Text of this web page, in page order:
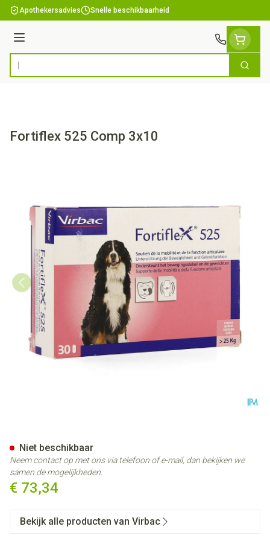
Ga naar de inhoud
Apothekersadvies Snelle beschikbaarheid
Menu
Product, merk, categorie... Zoek
Fortiflex 525 Comp 3x10
€ 73,34
Niet beschikbaar
Neem contact op met ons via telefoon of e-mail, dan bekijken we
samen de mogelijkheden.
Bekijk alle producten van Virbac